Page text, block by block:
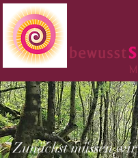
Zunächst müssen wir